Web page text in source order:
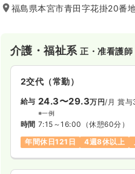
福島県本宮市青田字花掛20番
介護・福祉系正・准看護師
2交代（常勤）
給与 24.3〜29.3万円/月 賞与
※一例
時間 7:15～16:00 （休憩60分）
年間休日121日
4週8休以上